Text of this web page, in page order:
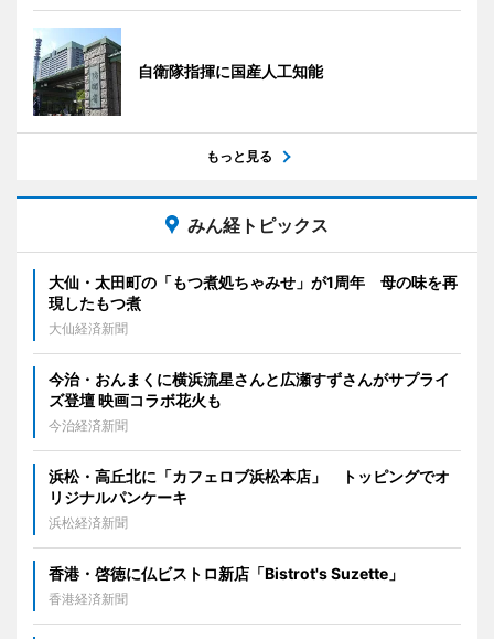
自衛隊指揮に国産人工知能
もっと見る
みん経トピックス
大仙・太田町の「もつ煮処ちゃみせ」が1周年 母の味を再
現したもつ煮
大仙経済新聞
今治・おんまくに横浜流星さんと広瀬すずさんがサプライ
ズ登壇 映画コラボ花火も
今治経済新聞
浜松・高丘北に「カフェロブ浜松本店」 トッピングでオ
リジナルパンケーキ
浜松経済新聞
香港・啓徳に仏ビストロ新店「Bistrot's Suzette」
香港経済新聞